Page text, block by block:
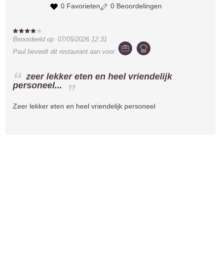
0 Favorieten
0 Beoordelingen
Beoordeeld op07/05/2026 12:31
Paul beveelt dit restaurant aan voor:
zeer lekker eten en heel vriendelijk
personeel...
Zeer lekker eten en heel vriendelijk personeel